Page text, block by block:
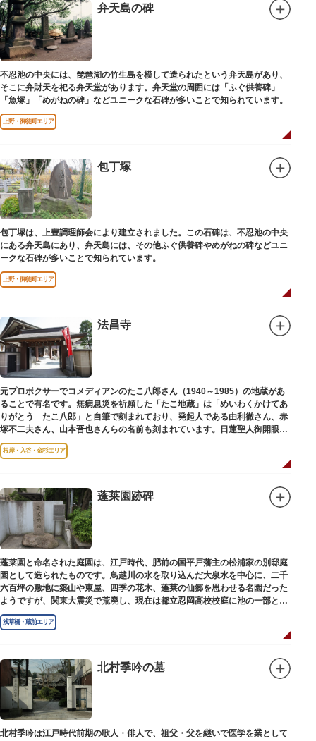
弁天島の碑
不忍池の中央には、琵琶湖の竹生島を模して造られたという弁天島があり、
そこに弁財天を祀る弁天堂があります。弁天堂の周囲には「ふぐ供養碑」
「魚塚」「めがねの碑」などユニークな石碑が多いことで知られています。
上野・御徒町エリア
包丁塚
包丁塚は、上豊調理師会により建立されました。この石碑は、不忍池の中央
にある弁天島にあり、弁天島には、その他ふぐ供養碑やめがねの碑などユニ
ークな石碑が多いことで知られています。
上野・御徒町エリア
法昌寺
元プロボクサーでコメディアンのたこ八郎さん（1940～1985）の地蔵があ
ることで有名です。無病息災を祈願した「たこ地蔵」は「めいわくかけてあ
りがとう たこ八郎」と自筆で刻まれており、発起人である由利徹さん、赤
塚不二夫さん、山本晋也さんらの名前も刻まれています。日蓮聖人御開眼の
毘沙門天を奉安しています。
根岸・入谷・金杉エリア
蓬莱園跡碑
蓬莱園と命名された庭園は、江戸時代、肥前の国平戸藩主の松浦家の別邸庭
園として造られたものです。鳥越川の水を取り込んだ大泉水を中心に、二千
六百坪の敷地に築山や東屋、四季の花木、蓬莱の仙郷を思わせる名園だった
ようですが、関東大震災で荒廃し、現在は都立忍岡高校校庭に池の一部と都
指定の天然記念物の大イチョウを残すのみです。
浅草橋・蔵前エリア
北村季吟の墓
北村季吟は江戸時代前期の歌人・俳人で、祖父・父を継いで医学を業として